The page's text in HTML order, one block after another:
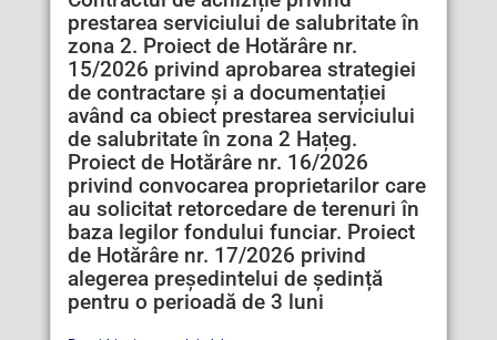
prestarea serviciului de salubritate în
zona 2. Proiect de Hotărâre nr.
15/2026 privind aprobarea strategiei
de contractare și a documentației
având ca obiect prestarea serviciului
de salubritate în zona 2 Hațeg.
Proiect de Hotărâre nr. 16/2026
privind convocarea proprietarilor care
au solicitat retorcedare de terenuri în
baza legilor fondului funciar. Proiect
de Hotărâre nr. 17/2026 privind
alegerea președintelui de ședință
pentru o perioadă de 3 luni